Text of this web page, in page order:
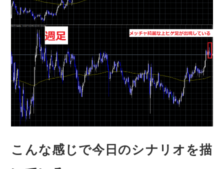
こんな感じで今日のシナリオを描